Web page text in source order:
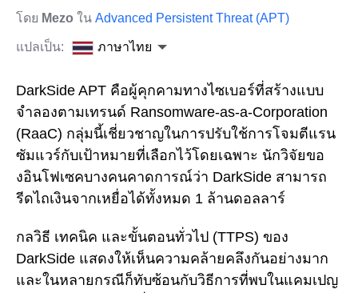
โดย Mezo ใน Advanced Persistent Threat (APT)
แปลเป็น: ภาษาไทย
DarkSide APT คือผู้คุกคามทางไซเบอร์ที่สร้างแบบ
จำลองตามเทรนด์ Ransomware-as-a-Corporation
(RaaC) กลุ่มนี้เชี่ยวชาญในการปรับใช้การโจมตีแรน
ซัมแวร์กับเป้าหมายที่เลือกไว้โดยเฉพาะ นักวิจัยขอ
งอินโฟเซคบางคนคาดการณ์ว่า DarkSide สามารถ
รีดไถเงินจากเหยื่อได้ทั้งหมด 1 ล้านดอลลาร์
กลวิธี เทคนิค และขั้นตอนทั่วไป (TTPS) ของ
DarkSide แสดงให้เห็นความคล้ายคลึงกันอย่างมาก
และในหลายกรณีก็ทับซ้อนกับวิธีการที่พบในแคมเปญ